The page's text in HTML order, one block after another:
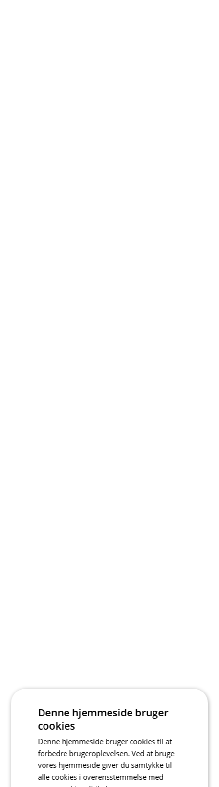
Denne hjemmeside bruger
cookies
Denne hjemmeside bruger cookies til at
forbedre brugeroplevelsen. Ved at bruge
vores hjemmeside giver du samtykke til
alle cookies i overensstemmelse med